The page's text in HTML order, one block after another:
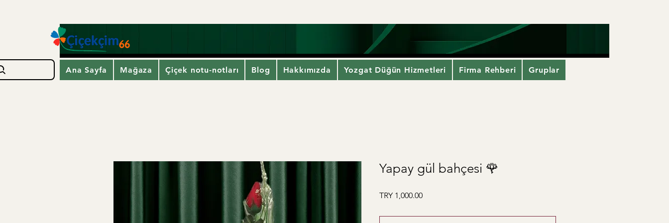
Ana Sayfa Mağaza Çiçek notu-notları Blog Hakkımızda Yozgat Düğün Hizmetleri Firma Rehberi Gruplar
Yapay gül bahçesi 🌹
TRY 1,000.00Price